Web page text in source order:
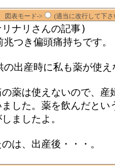
図表モード-> (適当に改行して下